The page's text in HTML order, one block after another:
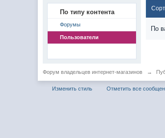
По типу контента
Форумы
Пользователи
По
Форум владельцев интернет-магазинов →
Изменить стиль Отметить все